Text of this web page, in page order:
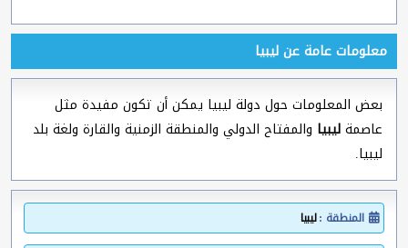
معلومات عامة عن ليبيا
بعض المعلومات حول دولة ليبيا يمكن أن تكون مفيدة مثل
عاصمةليبيا والمفتاح الدولي والمنطقة الزمنية والقارة ولغة بلد
ليبيا.
المنطقة :ليبيا